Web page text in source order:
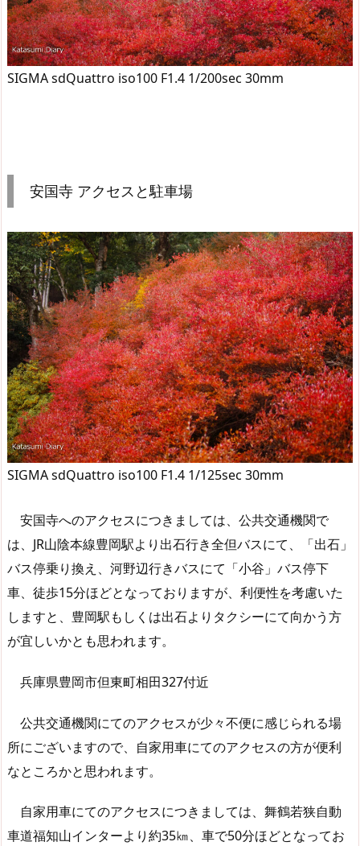
SIGMA sdQuattro iso100 F1.4 1/200sec 30mm
安国寺 アクセスと駐車場
SIGMA sdQuattro iso100 F1.4 1/125sec 30mm
安国寺へのアクセスにつきましては、公共交通機関で
は、JR山陰本線豊岡駅より出石行き全但バスにて、「出石」
バス停乗り換え、河野辺行きバスにて「小谷」バス停下
車、徒歩15分ほどとなっておりますが、利便性を考慮いた
しますと、豊岡駅もしくは出石よりタクシーにて向かう方
が宜しいかとも思われます。
兵庫県豊岡市但東町相田327付近
公共交通機関にてのアクセスが少々不便に感じられる場
所にございますので、自家用車にてのアクセスの方が便利
なところかと思われます。
自家用車にてのアクセスにつきましては、舞鶴若狭自動
車道福知山インターより約35㎞、車で50分ほどとなってお